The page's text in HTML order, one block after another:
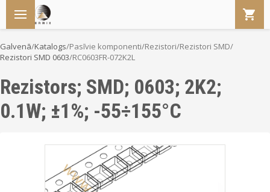
Galvenā/Katalogs/Pasīvie komponenti/Rezistori/Rezistori SMD/
Rezistori SMD 0603/RC0603FR-072K2L
Rezistors; SMD; 0603; 2K2;
0.1W; ±1%; -55÷155°C